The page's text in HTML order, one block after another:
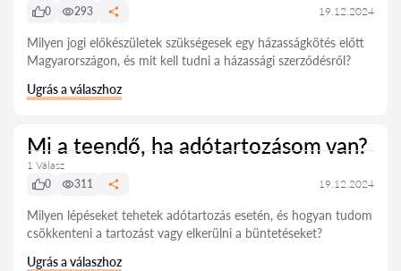
0
293 19.12.2024
Milyen jogi előkészületek szükségesek egy házasságkötés előtt
Magyarországon, és mit kell tudni a házassági szerződésről?
Ugrás a válaszhoz
Mi a teendő, ha adótartozásom van?
1 Válasz
0
311 19.12.2024
Milyen lépéseket tehetek adótartozás esetén, és hogyan tudom
csökkenteni a tartozást vagy elkerülni a büntetéseket?
Ugrás a válaszhoz